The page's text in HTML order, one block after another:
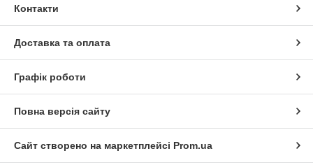
Контакти
Доставка та оплата
Графік роботи
Повна версія сайту
Сайт створено на маркетплейсі Prom.ua